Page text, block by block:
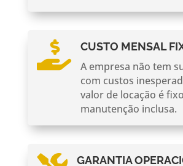
 CUSTO MENSAL
A empresa não tem
com custos
valor de locação é
manutenção inclusa.
GARANTIA